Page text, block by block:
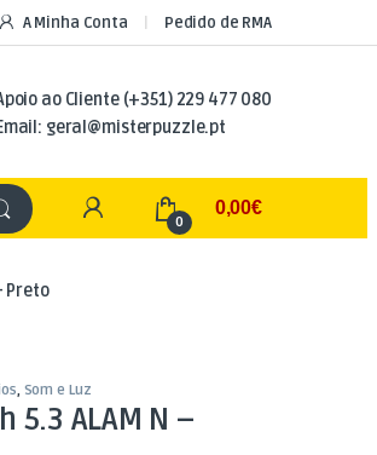
A Minha Conta Pedido de RMA
ao Cliente(+351) 229 477 080
geral@misterpuzzle.pt
My Account
0
0,00€
Preto
, Som e Luz
ALAM N –